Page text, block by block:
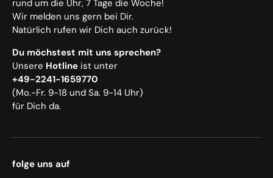
rund um die Uhr, 7 Tage die Woche!
Wir melden uns gern bei Dir.
Natürlich rufen wir Dich auch zurück!
Du möchstest mit uns sprechen?
Unsere Hotline ist unter
+49-2241-1659770
(Mo.-Fr. 9-18 und Sa. 9-14 Uhr)
für Dich da.
folge uns auf